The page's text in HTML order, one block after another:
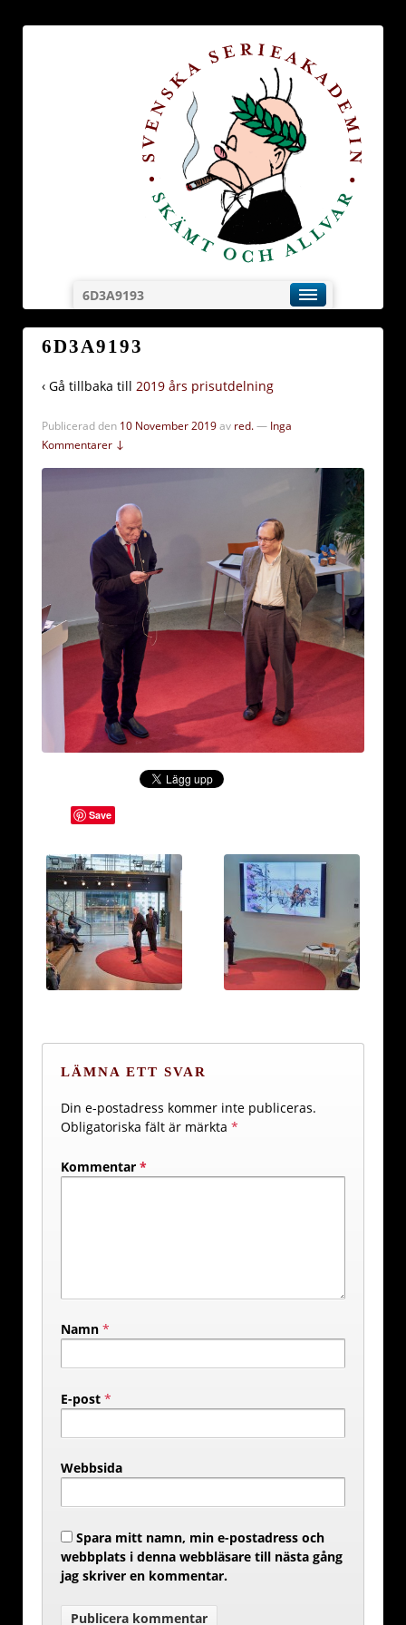
6D3A9193
6D3A9193
‹ Gå tillbaka till 2019 års prisutdelning
Publicerad den 10 November 2019av red.— Inga
Kommentarer ↓
Save
LÄMNA ETT SVAR
Din e-postadress kommer inte publiceras.
Obligatoriska fält är märkta *
Kommentar *
Namn *
E-post *
Webbsida
Spara mitt namn, min e-postadress och
webbplats i denna webbläsare till nästa gång
jag skriver en kommentar.